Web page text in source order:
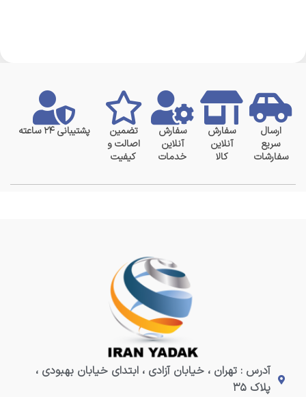
ارسال
سریع
سفارشات
سفارش
آنلاین
کالا
سفارش
آنلاین
خدمات
تضمین
اصالت و
کیفیت
پشتیبانی ۲۴ ساعته
آدرس : تهران ، خیابان آزادی ، ابتدای خیابان بهبودی ،
پلاک ۳۵